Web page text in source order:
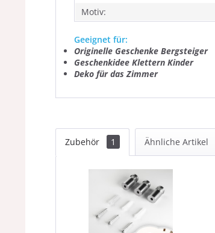
Motiv:
Geeignet für:
Originelle Geschenke Bergsteiger
Geschenkidee Klettern Kinder
Deko für das Zimmer
Zubehör 1 Ähnliche Artikel